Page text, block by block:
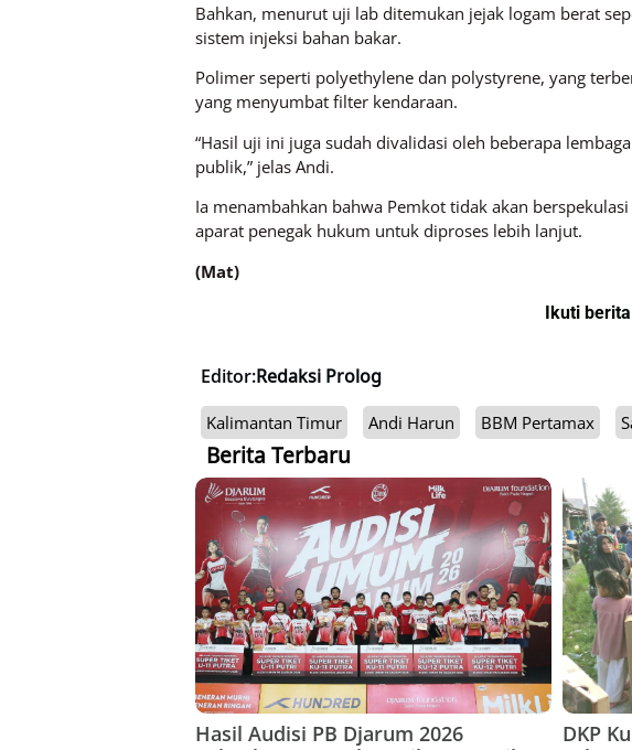
Bahkan, menurut uji lab ditemukan jejak logam berat
sistem injeksi bahan bakar.
Polimer seperti polyethylene dan polystyrene, yang
yang menyumbat filter kendaraan.
“Hasil uji ini juga sudah divalidasi oleh beberapa
publik,” jelas Andi.
Ia menambahkan bahwa Pemkot tidak akan
aparat penegak hukum untuk diproses lebih lanjut.
(Mat)
Ikuti berita
Editor:Redaksi Prolog
Kalimantan Timur Andi Harun BBM Pertamax
Berita Terbaru
Hasil Audisi PB Djarum 2026
DKP